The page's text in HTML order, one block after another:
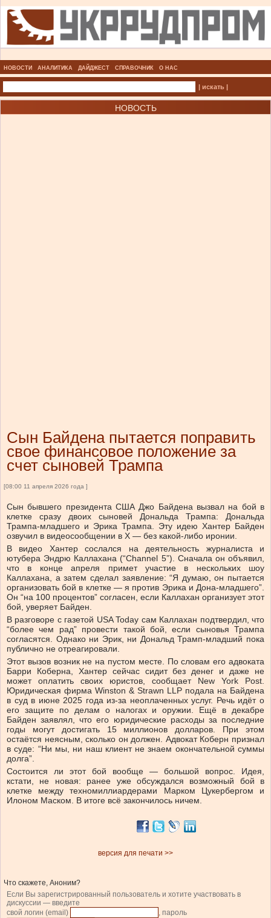
НОВОСТИ АНАЛИТИКА ДАЙДЖЕСТ СПРАВОЧНИК О НАС
| искать |
НОВОСТЬ
Сын Байдена пытается поправить
свое финансовое положение за
счет сыновей Трампа
[08:00 11 апреля 2026 года ]
Сын бывшего президента США Джо Байдена вызвал на бой в
клетке сразу двоих сыновей Дональда Трампа: Дональда
Трампа-младшего и Эрика Трампа. Эту идею Хантер Байден
озвучил в видеосообщении в X — без какой-либо иронии.
В видео Хантер сослался на деятельность журналиста и
ютубера Эндрю Каллахана (“Channel 5”). Сначала он объявил,
что в конце апреля примет участие в нескольких шоу
Каллахана, а затем сделал заявление: “Я думаю, он пытается
организовать бой в клетке — я против Эрика и Дона-младшего”.
Он “на 100 процентов” согласен, если Каллахан организует этот
бой, уверяет Байден.
В разговоре с газетой USA Today сам Каллахан подтвердил, что
“более чем рад” провести такой бой, если сыновья Трампа
согласятся. Однако ни Эрик, ни Дональд Трамп-младший пока
публично не отреагировали.
Этот вызов возник не на пустом месте. По словам его адвоката
Барри Коберна, Хантер сейчас сидит без денег и даже не
может оплатить своих юристов, сообщает New York Post.
Юридическая фирма Winston & Strawn LLP подала на Байдена
в суд в июне 2025 года из-за неоплаченных услуг. Речь идёт о
его защите по делам о налогах и оружии. Ещё в декабре
Байден заявлял, что его юридические расходы за последние
годы могут достигать 15 миллионов долларов. При этом
остаётся неясным, сколько он должен. Адвокат Коберн признал
в суде: “Ни мы, ни наш клиент не знаем окончательной суммы
долга”.
Состоится ли этот бой вообще — большой вопрос. Идея,
кстати, не новая: ранее уже обсуждался возможный бой в
клетке между техномиллиардерами Марком Цукербергом и
Илоном Маском. В итоге всё закончилось ничем.
версия для печати >>
Что скажете, Аноним?
Если Вы зарегистрированный пользователь и хотите участвовать в
дискуссии — введите
свой логин (email)
, пароль